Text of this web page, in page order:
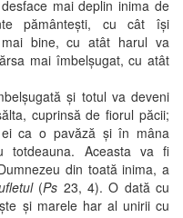
mai deplin inima de
pământeşti, cu cât îşi
mai bine, cu atât harul va
mai îmbelşugat, cu atât
şi totul va deveni
cuprinsă de fiorul păcii;
ca o pavăză şi în mâna
totdeauna. Aceasta va fi
din toată inima, a
(Ps 23, 4). O dată cu
şi marele har al unirii cu